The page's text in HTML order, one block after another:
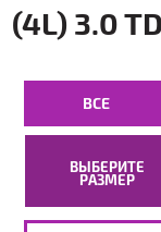
(4L) 3.0
ВЫБЕРИТЕ
РАЗМЕР
ВСЕ